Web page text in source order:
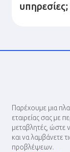
υπηρεσίες;
Παρέχουμε μια
εταιρείας σας με
μεταβλητές, ώστε
και να λαμβάνετε
προβλέψεων.